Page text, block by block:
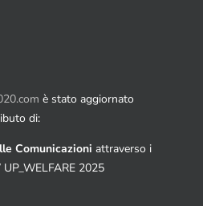
è stato aggiornato
di:
Comunicazioni attraverso i
2025